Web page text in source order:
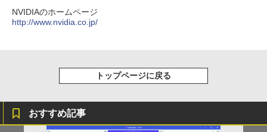
NVIDIAのホームページ
http://www.nvidia.co.jp/
トップページに戻る
おすすめ記事